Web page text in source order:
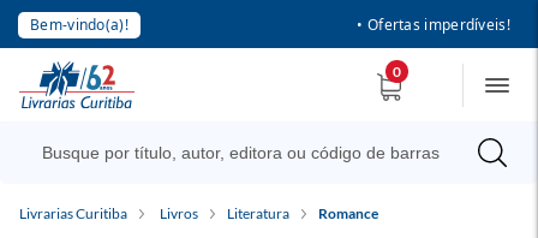
Bem-vindo(a)! • Ofertas imperdíveis!
0
Livrarias Curitiba Livros Literatura Romance